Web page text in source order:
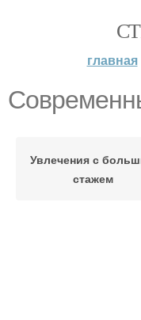
главная
Увлечения с
стажем